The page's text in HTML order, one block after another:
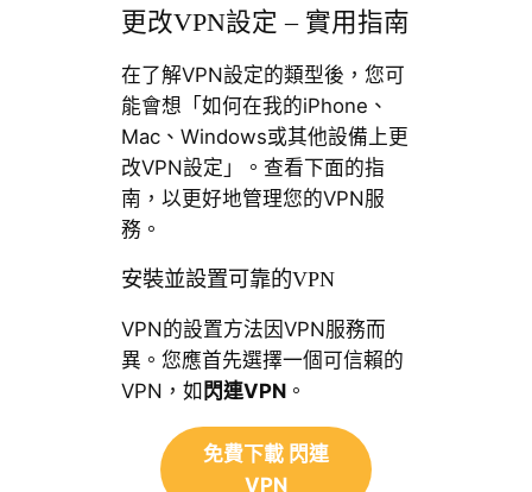
更改VPN設定 – 實用指南
在了解VPN設定的類型後，您可
能會想「如何在我的iPhone、
Mac、Windows或其他設備上更
改VPN設定」。查看下面的指
南，以更好地管理您的VPN服
務。
安裝並設置可靠的VPN
VPN的設置方法因VPN服務而
異。您應首先選擇一個可信賴的
VPN，如 閃連VPN。
免費下載 閃連
VPN